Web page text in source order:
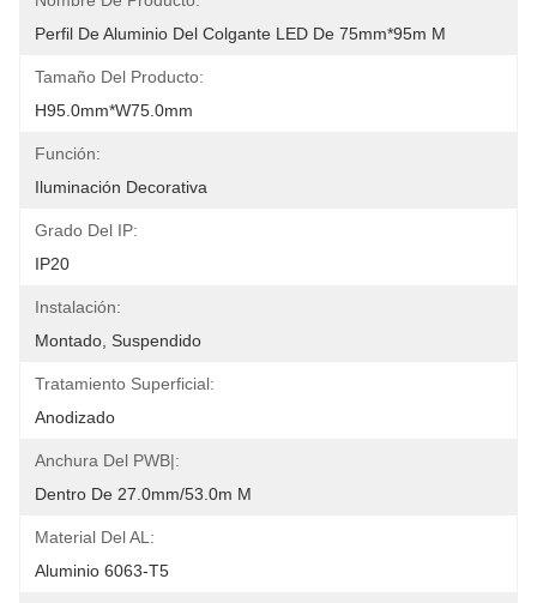
Perfil De Aluminio Del Colgante LED De 75mm*95m M
Tamaño Del Producto:
H95.0mm*W75.0mm
Función:
Iluminación Decorativa
Grado Del IP:
IP20
Instalación:
Montado, Suspendido
Tratamiento Superficial:
Anodizado
Anchura Del PWB|:
Dentro De 27.0mm/53.0m M
Material Del AL:
Aluminio 6063-T5